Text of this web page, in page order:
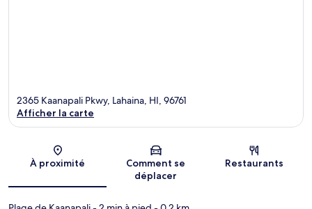
Carte
2365 Kaanapali Pkwy, Lahaina, HI, 96761
Afficher la carte
À proximité
Comment se
déplacer
Restaurants